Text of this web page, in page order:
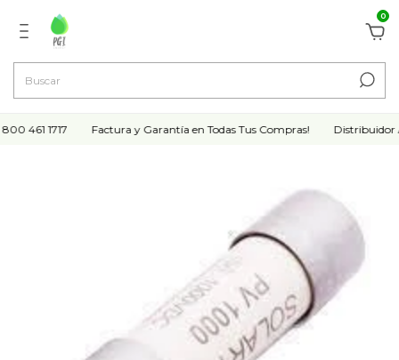
0
461 1717 Factura y Garantía en Todas Tus Compras! Distribuidor